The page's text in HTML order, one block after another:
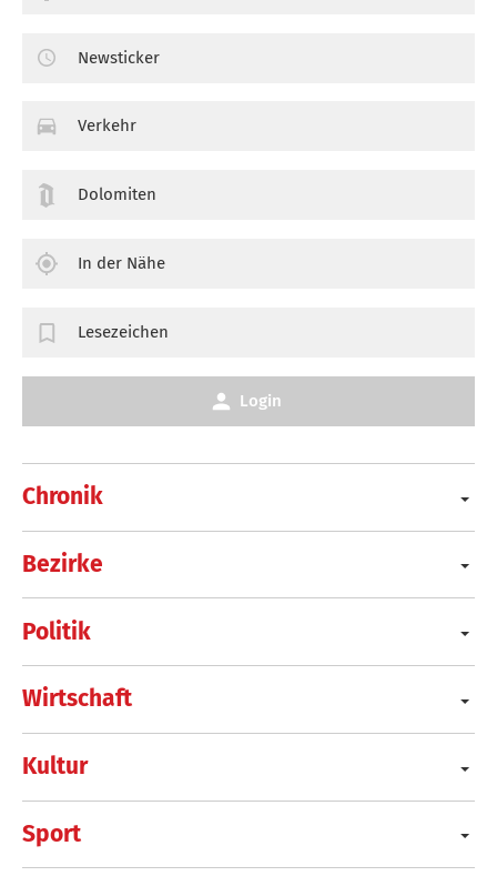
Chronik
Bezirke
Politik
Wirtschaft
Kultur
Sport
Newsticker
Verkehr
Dolomiten
In der Nähe
Lesezeichen
Login